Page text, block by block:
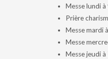
Messe lundi
Prière
Messe mardi
Messe
Messe jeudi